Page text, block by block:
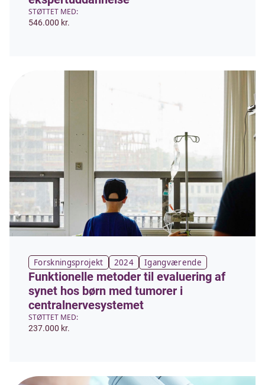
STØTTET MED:
546.000 kr.
Forskningsprojekt 2024 Igangværende
Funktionelle metoder til evaluering af
synet hos børn med tumorer i
centralnervesystemet
STØTTET MED:
237.000 kr.